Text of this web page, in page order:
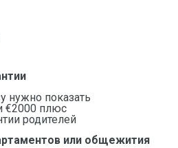
нужно показать
€2000 плюс
родителей
или общежития